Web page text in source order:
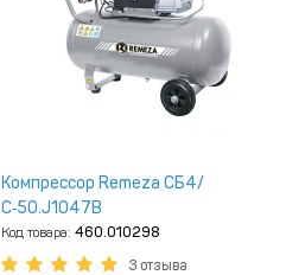
Компрессор Remeza СБ4/
С‑50.J1047В
Код товара: 460.010298
3 отзыва